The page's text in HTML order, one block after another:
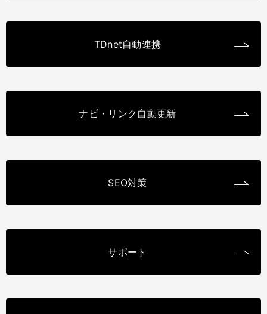
TDnet自動連携
ナビ・リンク自動更新
SEO対策
サポート